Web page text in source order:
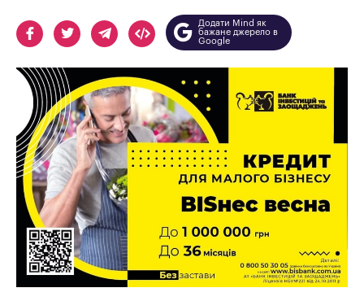
Додати Mind як
бажане джерело в
Google